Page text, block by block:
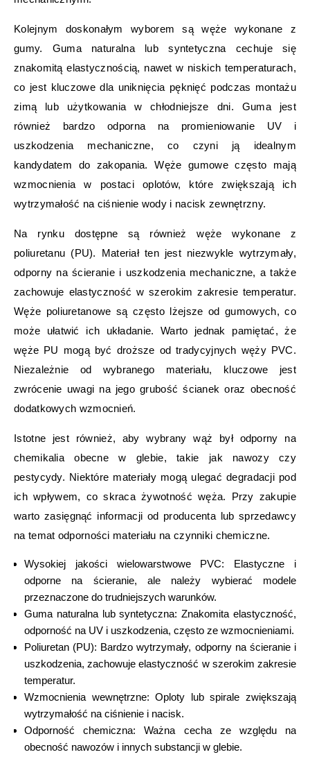
Kolejnym doskonałym wyborem są węże wykonane z
gumy. Guma naturalna lub syntetyczna cechuje się
znakomitą elastycznością, nawet w niskich temperaturach,
co jest kluczowe dla uniknięcia pęknięć podczas montażu
zimą lub użytkowania w chłodniejsze dni. Guma jest
również bardzo odporna na promieniowanie UV i
uszkodzenia mechaniczne, co czyni ją idealnym
kandydatem do zakopania. Węże gumowe często mają
wzmocnienia w postaci oplotów, które zwiększają ich
wytrzymałość na ciśnienie wody i nacisk zewnętrzny.
Na rynku dostępne są również węże wykonane z
poliuretanu (PU). Materiał ten jest niezwykle wytrzymały,
odporny na ścieranie i uszkodzenia mechaniczne, a także
zachowuje elastyczność w szerokim zakresie temperatur.
Węże poliuretanowe są często lżejsze od gumowych, co
może ułatwić ich układanie. Warto jednak pamiętać, że
węże PU mogą być droższe od tradycyjnych węży PVC.
Niezależnie od wybranego materiału, kluczowe jest
zwrócenie uwagi na jego grubość ścianek oraz obecność
dodatkowych wzmocnień.
Istotne jest również, aby wybrany wąż był odporny na
chemikalia obecne w glebie, takie jak nawozy czy
pestycydy. Niektóre materiały mogą ulegać degradacji pod
ich wpływem, co skraca żywotność węża. Przy zakupie
warto zasięgnąć informacji od producenta lub sprzedawcy
na temat odporności materiału na czynniki chemiczne.
Wysokiej jakości wielowarstwowe PVC: Elastyczne i
odporne na ścieranie, ale należy wybierać modele
przeznaczone do trudniejszych warunków.
Guma naturalna lub syntetyczna: Znakomita elastyczność,
odporność na UV i uszkodzenia, często ze wzmocnieniami.
Poliuretan (PU): Bardzo wytrzymały, odporny na ścieranie i
uszkodzenia, zachowuje elastyczność w szerokim zakresie
temperatur.
Wzmocnienia wewnętrzne: Oploty lub spirale zwiększają
wytrzymałość na ciśnienie i nacisk.
Odporność chemiczna: Ważna cecha ze względu na
obecność nawozów i innych substancji w glebie.